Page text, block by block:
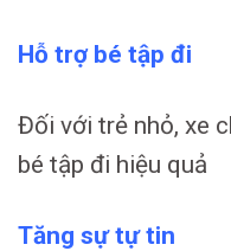
Hỗ trợ bé tập đi
Đối với trẻ nhỏ, xe
bé tập đi hiệu quả
Tăng sự tự tin